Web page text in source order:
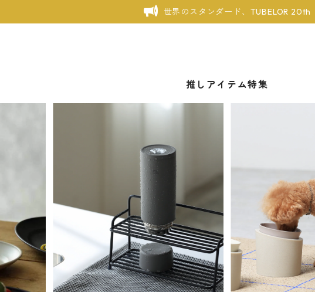
世界のスタンダード、TUBELOR 20th
推しアイテム特集